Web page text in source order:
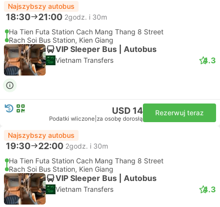
Najszybszy autobus
18:30 21:00 2godz. i 30m
Ha Tien Futa Station Cach Mang Thang 8 Street
Rach Soi Bus Station, Kien Giang
VIP Sleeper Bus | Autobus
Vietnam Transfers 4.3
USD 14
Podatki wliczone za osobę dorosłą
Rezerwuj teraz
Najszybszy autobus
19:30 22:00 2godz. i 30m
Ha Tien Futa Station Cach Mang Thang 8 Street
Rach Soi Bus Station, Kien Giang
VIP Sleeper Bus | Autobus
Vietnam Transfers 4.3